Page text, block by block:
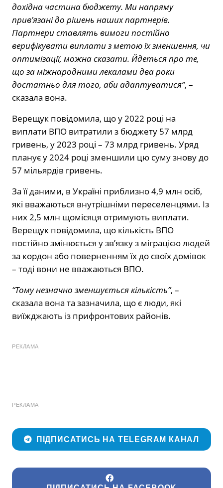
дохідна частина бюджету. Ми напряму
прив’язані до рішень наших партнерів.
Партнери ставлять вимоги постійно
верифікувати виплати з метою їх зменшення, чи
оптимізації, можна сказати. Йдеться про те,
що за міжнародними лекалами два роки
достатньо для того, аби адаптуватися”, –
сказала вона.
Верещук повідомила, що у 2022 році на
виплати ВПО витратили з бюджету 57 млрд
гривень, у 2023 році – 73 млрд гривень. Уряд
планує у 2024 році зменшили цю суму знову до
57 мільярдів гривень.
За її даними, в Україні приблизно 4,9 млн осіб,
які вважаються внутрішніми переселенцями. Із
них 2,5 млн щомісяця отримують виплати.
Верещук повідомила, що кількість ВПО
постійно змінюється у зв’язку з міграцією людей
за кордон або поверненням їх до своїх домівок
– тоді вони не вважаються ВПО.
“Тому незначно зменшується кількість”, –
сказала вона та зазначила, що є люди, які
виїжджають із прифронтових районів.
РЕКЛАМА
РЕКЛАМА
ПІДПИСАТИСЬ НА TELEGRAM КАНАЛ